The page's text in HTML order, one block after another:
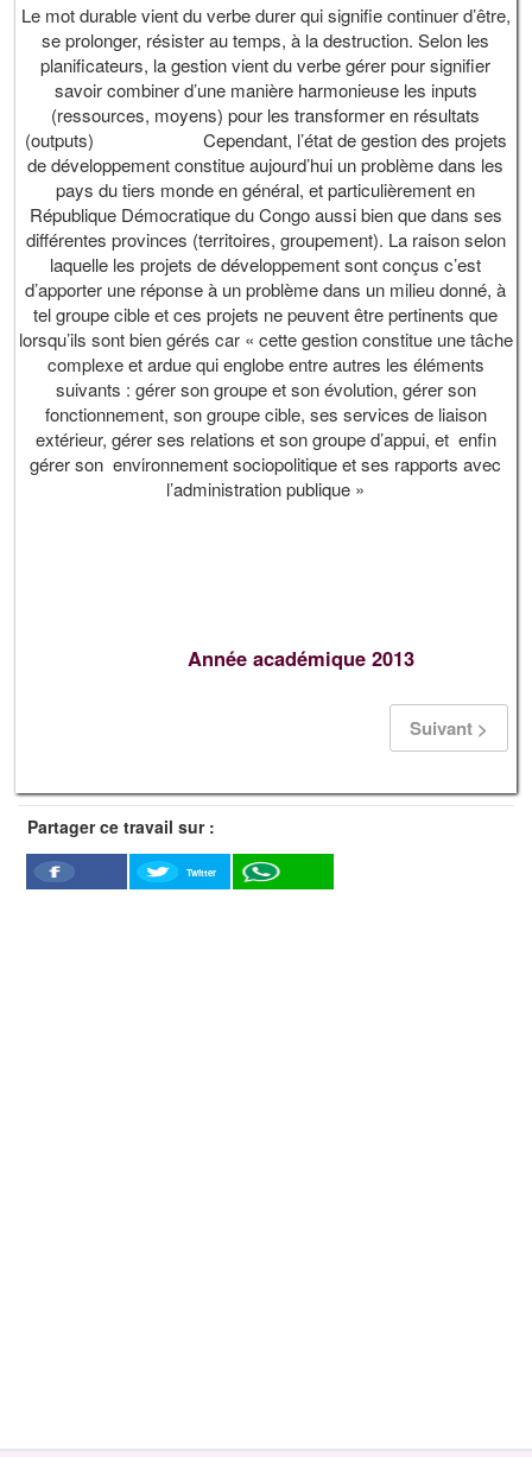
Le mot durable vient du verbe durer qui signifie continuer d’être,
se prolonger, résister au temps, à la destruction. Selon les
planificateurs, la gestion vient du verbe gérer pour signifier
savoir combiner d’une manière harmonieuse les inputs
(ressources, moyens) pour les transformer en résultats
(outputs) Cependant, l’état de gestion des projets
de développement constitue aujourd’hui un problème dans les
pays du tiers monde en général, et particulièrement en
République Démocratique du Congo aussi bien que dans ses
différentes provinces (territoires, groupement). La raison selon
laquelle les projets de développement sont conçus c’est
d’apporter une réponse à un problème dans un milieu donné, à
tel groupe cible et ces projets ne peuvent être pertinents que
lorsqu’ils sont bien gérés car « cette gestion constitue une tâche
complexe et ardue qui englobe entre autres les éléments
suivants : gérer son groupe et son évolution, gérer son
fonctionnement, son groupe cible, ses services de liaison
extérieur, gérer ses relations et son groupe d’appui, et enfin
gérer son environnement sociopolitique et ses rapports avec
l’administration publique »
Année académique 2013
Suivant >
Partager ce travail sur :
Facebook
Twitter